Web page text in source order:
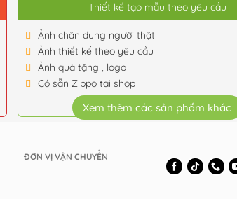
Thiết kế tạo mẫu theo yêu cầu
Ảnh chân dung người thật
Ảnh thiết kế theo yêu cầu
Ảnh quà tặng , logo
Có sẵn Zippo tại shop
Xem thêm các sản phẩm khác
ĐƠN VỊ VẬN CHUYỂN